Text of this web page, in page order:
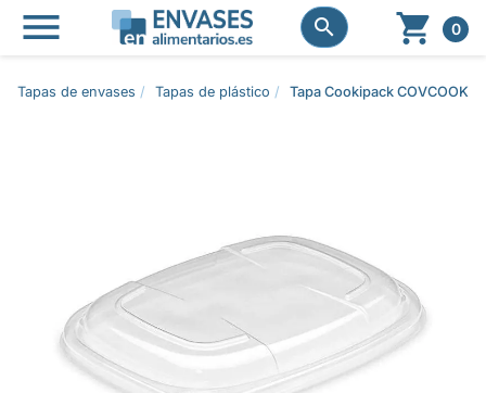
 
  0
Tapas de envases Tapas de plástico Tapa Cookipack